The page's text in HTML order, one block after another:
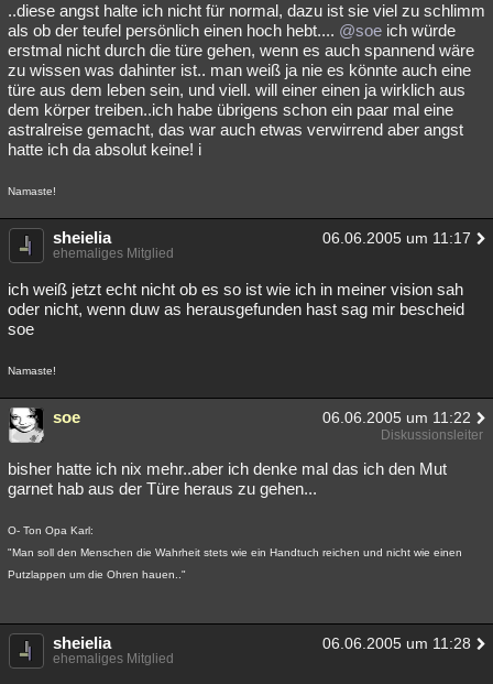
..diese angst halte ich nicht für normal, dazu ist sie viel zu schlimm
als ob der teufel persönlich einen hoch hebt.... @soe ich würde
erstmal nicht durch die türe gehen, wenn es auch spannend wäre
zu wissen was dahinter ist.. man weiß ja nie es könnte auch eine
türe aus dem leben sein, und viell. will einer einen ja wirklich aus
dem körper treiben..ich habe übrigens schon ein paar mal eine
astralreise gemacht, das war auch etwas verwirrend aber angst
hatte ich da absolut keine! i
Namaste!
sheielia 06.06.2005 um 11:17
ehemaliges Mitglied
ich weiß jetzt echt nicht ob es so ist wie ich in meiner vision sah
oder nicht, wenn duw as herausgefunden hast sag mir bescheid
soe
Namaste!
soe 06.06.2005 um 11:22
Diskussionsleiter
bisher hatte ich nix mehr..aber ich denke mal das ich den Mut
garnet hab aus der Türe heraus zu gehen...
O- Ton Opa Karl:
"Man soll den Menschen die Wahrheit stets wie ein Handtuch reichen und nicht wie einen
Putzlappen um die Ohren hauen.."
sheielia 06.06.2005 um 11:28
ehemaliges Mitglied